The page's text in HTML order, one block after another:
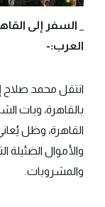
_ السفر إلى
العرب:-
انتقل محمد صلاح
بالقاهرة، وبات
القاهرة، وظل
والأموال الضئيلة
والمشروبات.